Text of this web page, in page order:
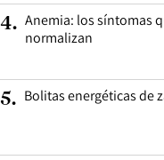
4. Anemia: los síntomas
normalizan
5. Bolitas energéticas de